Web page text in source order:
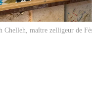
Chelleh, maître zelligeur de